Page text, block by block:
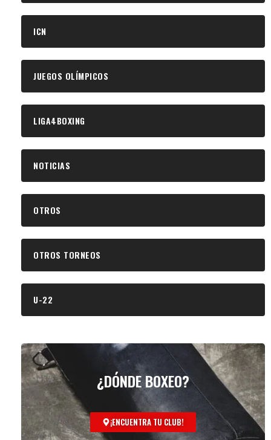
ICN
JUEGOS OLÍMPICOS
LIGA4BOXING
NOTICIAS
OTROS
OTROS TORNEOS
U-22
¿DÓNDE BOXEO?
¡ENCUENTRA TU CLUB!